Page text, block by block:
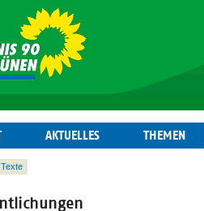
AKTUELLES THEMEN
Texte